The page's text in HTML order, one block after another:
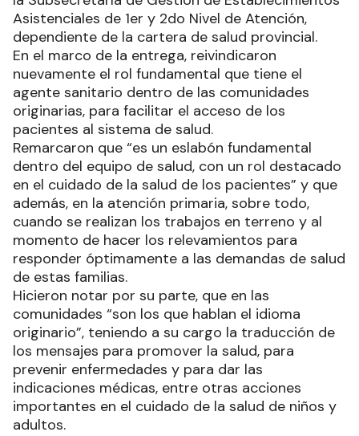
Asistenciales de 1er y 2do Nivel de Atención,
dependiente de la cartera de salud provincial.
En el marco de la entrega, reivindicaron
nuevamente el rol fundamental que tiene el
agente sanitario dentro de las comunidades
originarias, para facilitar el acceso de los
pacientes al sistema de salud.
Remarcaron que “es un eslabón fundamental
dentro del equipo de salud, con un rol destacado
en el cuidado de la salud de los pacientes” y que
además, en la atención primaria, sobre todo,
cuando se realizan los trabajos en terreno y al
momento de hacer los relevamientos para
responder óptimamente a las demandas de salud
de estas familias.
Hicieron notar por su parte, que en las
comunidades “son los que hablan el idioma
originario”, teniendo a su cargo la traducción de
los mensajes para promover la salud, para
prevenir enfermedades y para dar las
indicaciones médicas, entre otras acciones
importantes en el cuidado de la salud de niños y
adultos.